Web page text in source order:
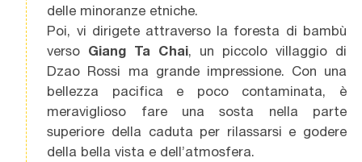
delle minoranze etniche.
Poi, vi dirigete attraverso la foresta di bambù
verso Giang Ta Chai, un piccolo villaggio di
Dzao Rossi ma grande impressione. Con una
bellezza pacifica e poco contaminata, è
meraviglioso fare una sosta nella parte
superiore della caduta per rilassarsi e godere
della bella vista e dell’atmosfera.